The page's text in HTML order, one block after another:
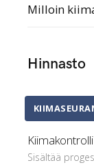
Milloin
Hinnasto
Kiimakontrolli
Sisältää